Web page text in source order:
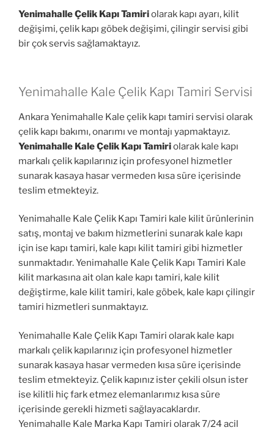
Yenimahalle Çelik Kapı Tamiriolarak kapı ayarı, kilit
değişimi, çelik kapı göbek değişimi, çilingir servisi gibi
bir çok servis sağlamaktayız.
Yenimahalle Kale Çelik Kapı Tamiri Servisi
Ankara Yenimahalle Kale çelik kapı tamiri servisi olarak
çelik kapı bakımı, onarımı ve montajı yapmaktayız.
Yenimahalle Kale Çelik Kapı Tamiriolarak kale kapı
markalı çelik kapılarınız için profesyonel hizmetler
sunarak kasaya hasar vermeden kısa süre içerisinde
teslim etmekteyiz.
Yenimahalle Kale Çelik Kapı Tamiri kale kilit ürünlerinin
satış, montaj ve bakım hizmetlerini sunarak kale kapı
için ise kapı tamiri, kale kapı kilit tamiri gibi hizmetler
sunmaktadır. Yenimahalle Kale Çelik Kapı Tamiri Kale
kilit markasına ait olan kale kapı tamiri, kale kilit
değiştirme, kale kilit tamiri, kale göbek, kale kapı çilingir
tamiri hizmetleri sunmaktayız.
Yenimahalle Kale Çelik Kapı Tamiri olarak kale kapı
markalı çelik kapılarınız için profesyonel hizmetler
sunarak kasaya hasar vermeden kısa süre içerisinde
teslim etmekteyiz. Çelik kapınız ister çekili olsun ister
ise kilitli hiç fark etmez elemanlarımız kısa süre
içerisinde gerekli hizmeti sağlayacaklardır.
Yenimahalle Kale Marka Kapı Tamiri olarak 7/24 acil